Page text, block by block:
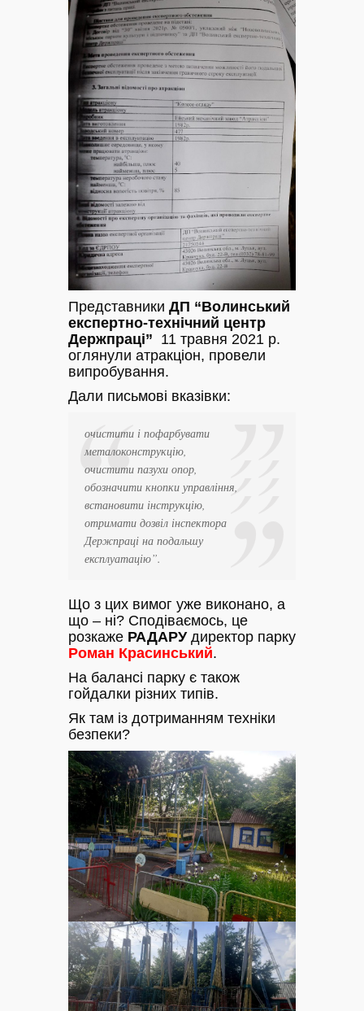
Представники ДП “Волинський
експертно-технічний центр
Держпраці” 11 травня 2021 р.
оглянули атракціон, провели
випробування.
Дали письмові вказівки:
очистити і пофарбувати
металоконструкцію,
очистити пазухи опор,
обозначити кнопки управління,
встановити інструкцію,
отримати дозвіл інспектора
Держпраці на подальшу
експлуатацію”.
Що з цих вимог уже виконано, а
що – ні? Сподіваємось, це
розкаже РАДАРУдиректор парку
Роман Красинський.
На балансі парку є також
гойдалки різних типів.
Як там із дотриманням техніки
безпеки?